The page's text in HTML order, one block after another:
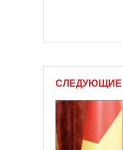
СЛЕДУЮЩИЕ